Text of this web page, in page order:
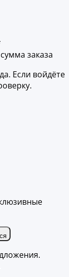
заказа
Если войдёте